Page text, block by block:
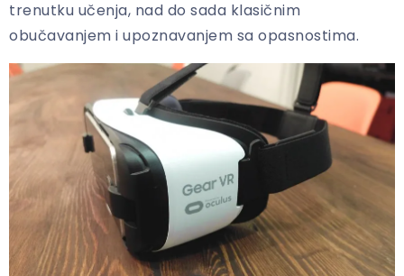
trenutku učenja, nad do sada klasičnim
obučavanjem i upoznavanjem sa opasnostima.